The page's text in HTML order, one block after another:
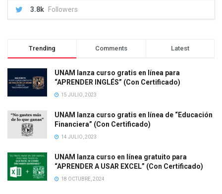
3.8k Followers
Trending Comments Latest
UNAM lanza curso gratis en línea para
“APRENDER INGLÉS” (Con Certificado)
15 JULIO, 2023
UNAM lanza curso gratis en línea de “Educación
Financiera” (Con Certificado)
14 JULIO, 2023
UNAM lanza curso en línea gratuito para
“APRENDER A USAR EXCEL” (Con Certificado)
18 OCTUBRE, 2024